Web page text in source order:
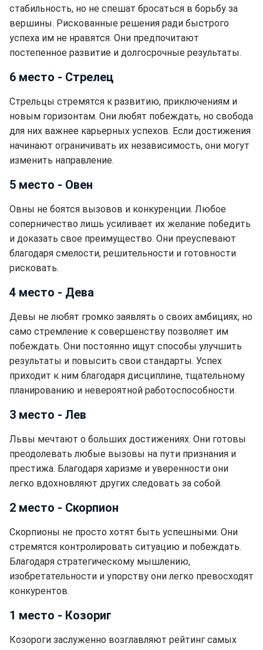
стабильность, но не спешат бросаться в борьбу за
вершины. Рискованные решения ради быстрого
успеха им не нравятся. Они предпочитают
постепенное развитие и долгосрочные результаты.
6 место - Стрелец
Стрельцы стремятся к развитию, приключениям и
новым горизонтам. Они любят побеждать, но свобода
для них важнее карьерных успехов. Если достижения
начинают ограничивать их независимость, они могут
изменить направление.
5 место - Овен
Овны не боятся вызовов и конкуренции. Любое
соперничество лишь усиливает их желание победить
и доказать свое преимущество. Они преуспевают
благодаря смелости, решительности и готовности
рисковать.
4 место - Дева
Девы не любят громко заявлять о своих амбициях, но
само стремление к совершенству позволяет им
побеждать. Они постоянно ищут способы улучшить
результаты и повысить свои стандарты. Успех
приходит к ним благодаря дисциплине, тщательному
планированию и невероятной работоспособности.
3 место - Лев
Львы мечтают о больших достижениях. Они готовы
преодолевать любые вызовы на пути признания и
престижа. Благодаря харизме и уверенности они
легко вдохновляют других следовать за собой.
2 место - Скорпион
Скорпионы не просто хотят быть успешными. Они
стремятся контролировать ситуацию и побеждать.
Благодаря стратегическому мышлению,
изобретательности и упорству они легко превосходят
конкурентов.
1 место - Козориг
Козороги заслуженно возглавляют рейтинг самых